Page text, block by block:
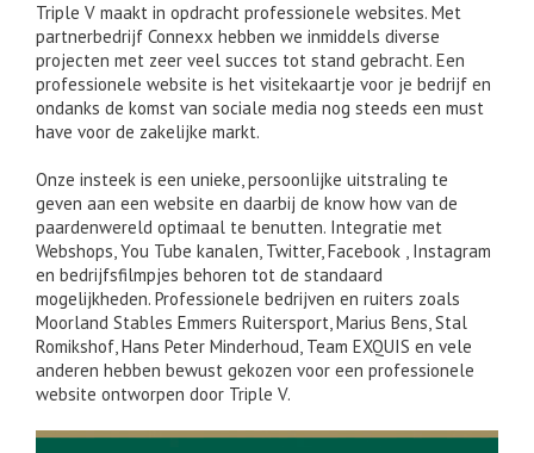
Triple V maakt in opdracht professionele websites. Met
partnerbedrijf Connexx hebben we inmiddels diverse
projecten met zeer veel succes tot stand gebracht. Een
professionele website is het visitekaartje voor je bedrijf en
ondanks de komst van sociale media nog steeds een must
have voor de zakelijke markt.
Onze insteek is een unieke, persoonlijke uitstraling te
geven aan een website en daarbij de know how van de
paardenwereld optimaal te benutten. Integratie met
Webshops, You Tube kanalen, Twitter, Facebook , Instagram
en bedrijfsfilmpjes behoren tot de standaard
mogelijkheden. Professionele bedrijven en ruiters zoals
Moorland Stables Emmers Ruitersport, Marius Bens, Stal
Romikshof, Hans Peter Minderhoud, Team EXQUIS en vele
anderen hebben bewust gekozen voor een professionele
website ontworpen door Triple V.